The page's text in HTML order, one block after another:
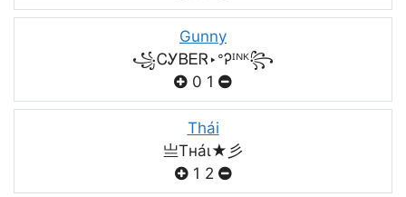
Gunny
꧁ᏟᎩᏴᎬᏒ‣ᐤᎮᴵᴺᴷ꧂
0 1
Thái
亗Tнáι★彡
1 2